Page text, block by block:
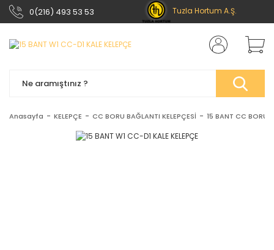
0(216) 493 53 53 Tuzla Hortum A.Ş.
Anasayfa KELEPÇE CC BORU BAĞLANTI KELEPÇESİ 15 BANT CC BORU